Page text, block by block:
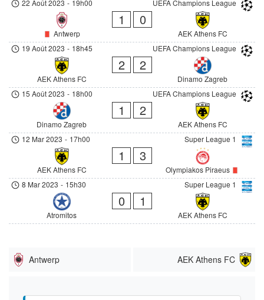
UEFA Champions League
22 Août 2023 - 19h00
Antwerp
1 0
AEK Athens FC
UEFA Champions League
19 Août 2023 - 18h45
AEK Athens FC
2 2
Dinamo Zagreb
UEFA Champions League
15 Août 2023 - 18h00
Dinamo Zagreb
1 2
AEK Athens FC
Super League 1
12 Mar 2023 - 17h00
AEK Athens FC
1 3
Olympiakos Piraeus
Super League 1
8 Mar 2023 - 15h30
Atromitos
0 1
AEK Athens FC
Antwerp AEK Athens FC